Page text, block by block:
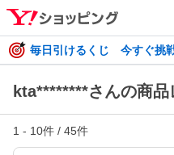
毎日引けるくじ 今すぐ挑
kta********さんの商品
1 - 10件 / 45件